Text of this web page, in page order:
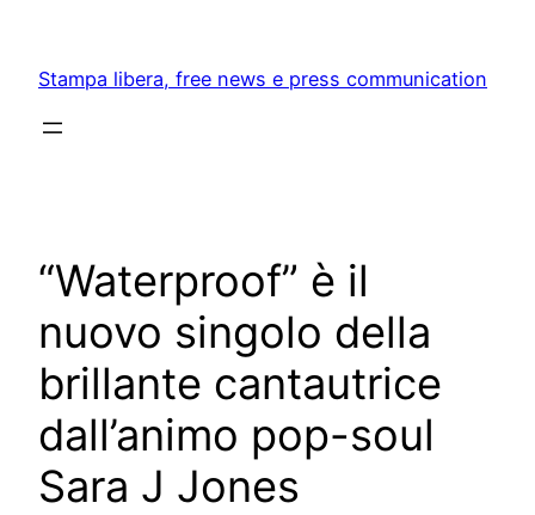
content
Stampa libera, free news e press communication
“Waterproof” è il
nuovo singolo della
brillante cantautrice
dall’animo pop-soul
Sara J Jones